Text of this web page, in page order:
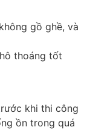
gồ ghề, và
thoáng tốt
khi thi công
ồn trong quá